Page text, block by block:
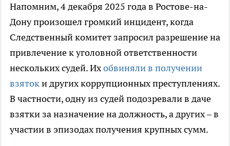
Напомним, 4 декабря 2025 года в Ростове-на-
Дону произошел громкий инцидент, когда
Следственный комитет запросил разрешение на
привлечение к уголовной ответственности
нескольких судей. Ихобвиняли в получении
взятоки других коррупционных преступлениях.
В частности, одну из судей подозревали в даче
взятки за назначение на должность, а других – в
участии в эпизодах получения крупных сумм.